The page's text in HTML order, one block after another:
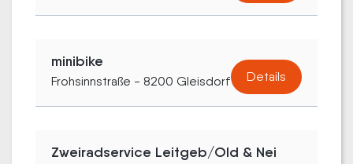
minibike
Frohsinnstraße - 8200 Gleisdorf Details
Zweiradservice Leitgeb/Old & Nei